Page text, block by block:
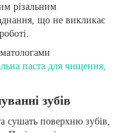
різальним
що не викликає
паста для чищення,
зубів
сушать поверхню зубів,